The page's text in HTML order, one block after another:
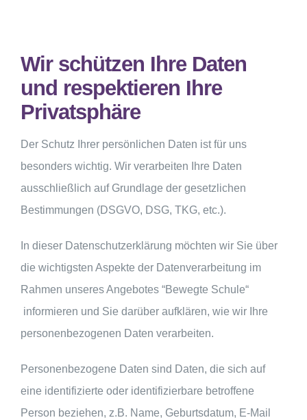
Wir schützen Ihre Daten
und respektieren Ihre
Privatsphäre
Der Schutz Ihrer persönlichen Daten ist für uns
besonders wichtig. Wir verarbeiten Ihre Daten
ausschließlich auf Grundlage der gesetzlichen
Bestimmungen (DSGVO, DSG, TKG, etc.).
In dieser Datenschutzerklärung möchten wir Sie über
die wichtigsten Aspekte der Datenverarbeitung im
Rahmen unseres Angebotes “Bewegte Schule“
informieren und Sie darüber aufklären, wie wir Ihre
personenbezogenen Daten verarbeiten.
Personenbezogene Daten sind Daten, die sich auf
eine identifizierte oder identifizierbare betroffene
Person beziehen, z.B. Name, Geburtsdatum, E-Mail